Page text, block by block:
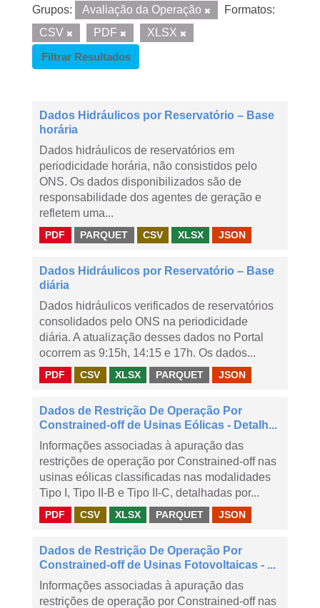
Grupos: Avaliação da Operação
Formatos:
CSV
PDF
XLSX
Filtrar Resultados
Dados Hidráulicos por Reservatório – Base
horária
Dados hidráulicos de reservatórios em
periodicidade horária, não consistidos pelo
ONS. Os dados disponibilizados são de
responsabilidade dos agentes de geração e
refletem uma...
PDF PARQUET CSV XLSX JSON
Dados Hidráulicos por Reservatório – Base
diária
Dados hidráulicos verificados de reservatórios
consolidados pelo ONS na periodicidade
diária. A atualização desses dados no Portal
ocorrem as 9:15h, 14:15 e 17h. Os dados...
PDF CSV XLSX PARQUET JSON
Dados de Restrição De Operação Por
Constrained-off de Usinas Eólicas - Detalh...
Informações associadas à apuração das
restrições de operação por Constrained-off nas
usinas eólicas classificadas nas modalidades
Tipo I, Tipo II-B e Tipo II-C, detalhadas por...
PDF CSV XLSX PARQUET JSON
Dados de Restrição De Operação Por
Constrained-off de Usinas Fotovoltaicas - ...
Informações associadas à apuração das
restrições de operação por Constrained-off nas